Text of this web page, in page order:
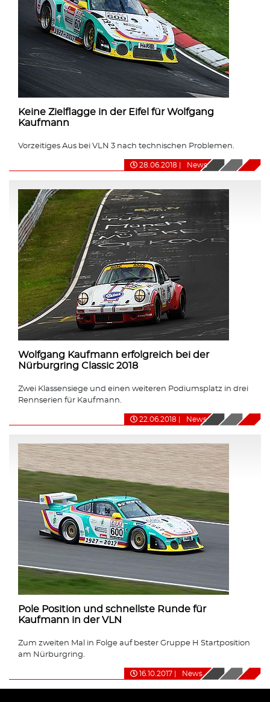
Keine Zielflagge in der Eifel für Wolfgang
Kaufmann
Vorzeitiges Aus bei VLN 3 nach technischen Problemen.
28.06.2018 News
Wolfgang Kaufmann erfolgreich bei der
Nürburgring Classic 2018
Zwei Klassensiege und einen weiteren Podiumsplatz in drei
Rennserien für Kaufmann.
22.06.2018 News
Pole Position und schnellste Runde für
Kaufmann in der VLN
Zum zweiten Mal in Folge auf bester Gruppe H Startposition
am Nürburgring.
16.10.2017 News